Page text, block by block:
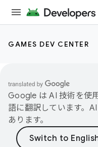
GAMES DEV CENTER
Google は AI 技術を使
語に翻訳しています。
あります。